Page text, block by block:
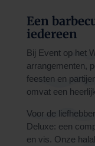
Een
iedereen
Bij Event op het
arrangementen,
feesten en
omvat een
Voor de
Deluxe: een
en vis. Onze